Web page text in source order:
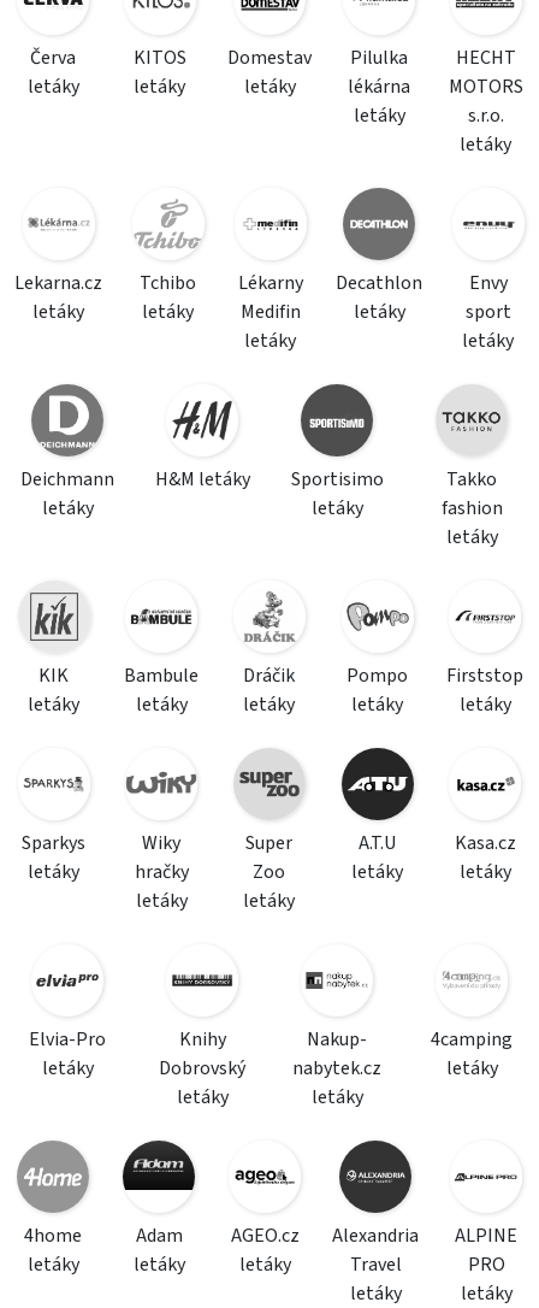
Červa
letáky
KITOS
letáky
Domestav
letáky
Pilulka
lékárna
letáky
HECHT
MOTORS
s.r.o.
letáky
Lekarna.cz
letáky
Tchibo
letáky
Lékarny
Medifin
letáky
Decathlon
letáky
Envy
sport
letáky
Deichmann
letáky
H&M letáky
Sportisimo
letáky
Takko
fashion
letáky
KIK
letáky
Bambule
letáky
Dráčik
letáky
Pompo
letáky
Firststop
letáky
Sparkys
letáky
Wiky
hračky
letáky
Super
Zoo
letáky
A.T.U
letáky
Kasa.cz
letáky
Elvia-Pro
letáky
Knihy
Dobrovský
letáky
Nakup-
nabytek.cz
letáky
4camping
letáky
4home
letáky
Adam
letáky
AGEO.cz
letáky
Alexandria
Travel
letáky
ALPINE
PRO
letáky